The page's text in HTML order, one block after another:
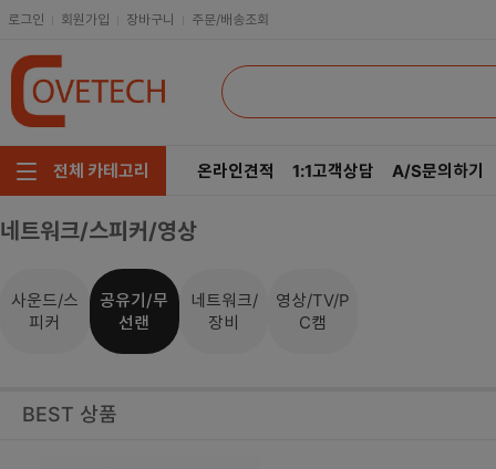
로그인 회원가입 장바구니 주문/배송조회
전체 카테고리
주요부품/키보드/마우스
모니터/노트북/데스크탑
저장장치/케이블/쿨러
소프트웨어/멀티탭/공구
메인보드
온라인견적 1:1고객상담 A/S문의하기
네트워크/스피커/영상
사운드/스
피커
공유기/무
선랜
네트워크/
장비
영상/TV/P
C캠
BEST 상품